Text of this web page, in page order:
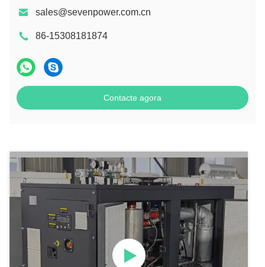
sales@sevenpower.com.cn
86-15308181874
Contacte agora